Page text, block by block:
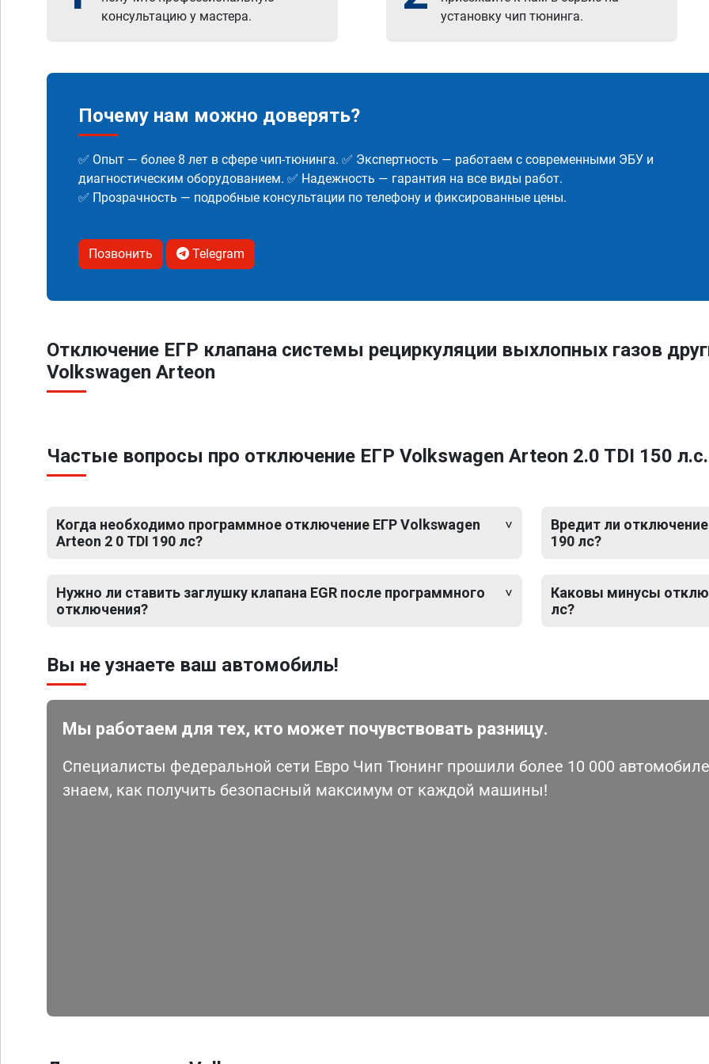
консультацию у мастера.
установку чип тюнинга.
Почему нам можно доверять?
✅ Опыт — более 8 лет в сфере чип-тюнинга. ✅ Экспертность — работаем с современными ЭБУ и
диагностическим оборудованием. ✅ Надежность — гарантия на все виды работ.
✅ Прозрачность — подробные консультации по телефону и фиксированные цены.
Позвонить Telegram
Отключение ЕГР клапана системы рециркуляции выхлопных газов
Volkswagen Arteon
Частые вопросы про отключение ЕГР Volkswagen Arteon 2.0 TDI 150
Когда необходимо программное отключение ЕГР Volkswagen
Arteon 2 0 TDI 190 лс?
Нужно ли ставить заглушку клапана EGR после программного
отключения?
Вредит ли
190 лс?
Каковы минусы
лс?
Вы не узнаете ваш автомобиль!
Мы работаем для тех, кто может почувствовать разницу.
Специалисты федеральной сети Евро Чип Тюнинг прошили более 10 000
знаем, как получить безопасный максимум от каждой машины!